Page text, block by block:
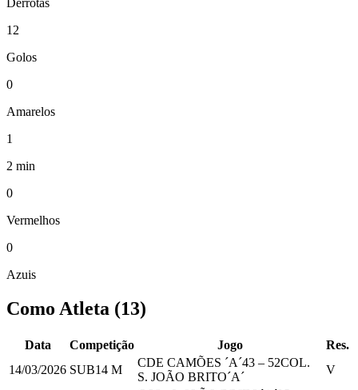
12
Golos
0
Amarelos
1
2 min
0
Vermelhos
0
Azuis
Como Atleta (13)
Data Competição Jogo
Res.
14/03/2026 SUB14 M
CDE CAMÕES ´A´43 – 52COL.
S. JOÃO BRITO´A´
V